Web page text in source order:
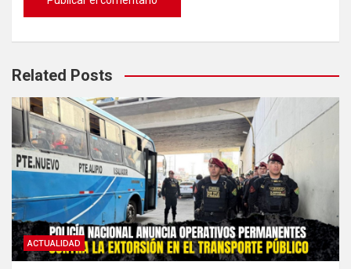
Related Posts
ACTUALIDAD